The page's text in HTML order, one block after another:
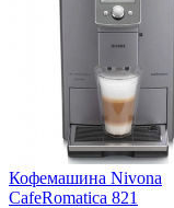
Кофемашина Nivona
CafeRomatica 821